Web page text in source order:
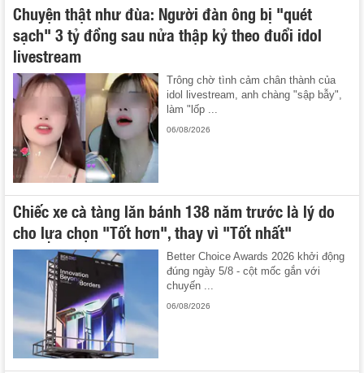
Chuyện thật như đùa: Người đàn ông bị "quét
sạch" 3 tỷ đồng sau nửa thập kỷ theo đuổi idol
livestream
Trông chờ tình cảm chân thành của
idol livestream, anh chàng "sập bẫy",
làm "lốp ...
06/08/2026
Chiếc xe cà tàng lăn bánh 138 năm trước là lý do
cho lựa chọn "Tốt hơn", thay vì "Tốt nhất"
Better Choice Awards 2026 khởi động
đúng ngày 5/8 - cột mốc gắn với
chuyến ...
06/08/2026